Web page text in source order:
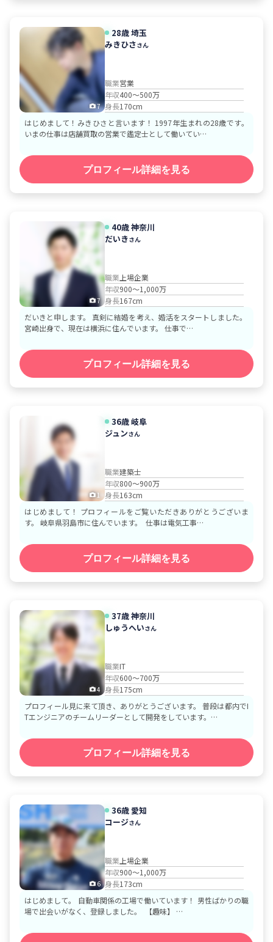
7
28歳埼玉
みきひささん
職業営業
年収400～500万
身長170cm
はじめまして！みきひさと言います！ 1997年生まれの28歳です。
いまの仕事は店舗買取の営業で鑑定士として働いてい…
プロフィール詳細を見る
7
40歳神奈川
だいきさん
職業 上場企業
年収900～1,000万
身長167cm
だいきと申します。 真剣に結婚を考え、婚活をスタートしました。
宮崎出身で、現在は横浜に住んでいます。 仕事で…
プロフィール詳細を見る
1
36歳岐阜
ジュンさん
職業建築士
年収800～900万
身長163cm
はじめまして！ プロフィールをご覧いただきありがとうございま
す。 岐阜県羽島市に住んでいます。 仕事は電気工事…
プロフィール詳細を見る
4
37歳神奈川
しゅうへいさん
職業IT
年収600～700万
身長175cm
プロフィール見に来て頂き、ありがとうございます。 普段は都内でI
Tエンジニアのチームリーダーとして開発をしています。 …
プロフィール詳細を見る
6
36歳 愛知
コージさん
職業 上場企業
年収900～1,000万
身長173cm
はじめまして。 自動車関係の工場で働いています！ 男性ばかりの職
場で出会いがなく、登録しました。 【趣味】 …